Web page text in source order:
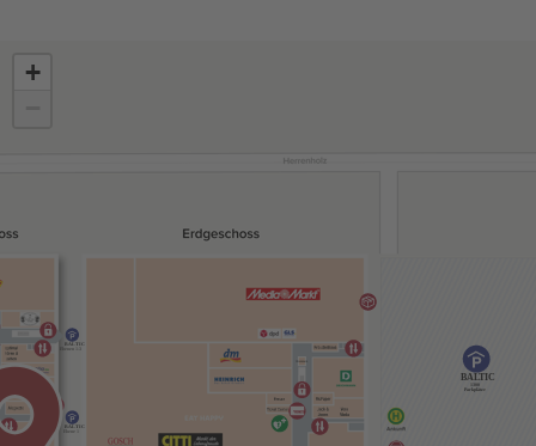
BALTIC
Parkplätze
BALTIC
Ebenen 1-3
BALTIC
Ebene 1
+